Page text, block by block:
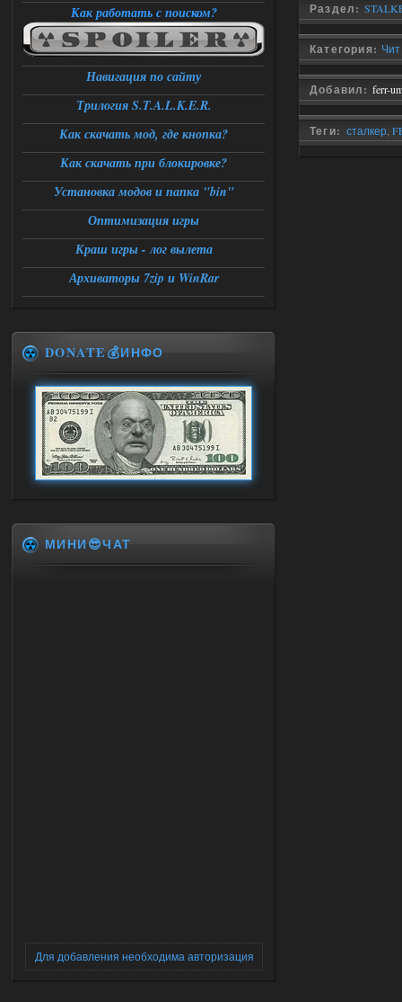
Раздел:
Категория:
Добавил: ferr-
Теги: сталкер
Как работать с поиском?
Навигация по сайту
Трилогия S.T.A.L.K.E.R.
Как скачать мод, где кнопка?
Как скачать при блокировке?
Установка модов и папка "bin"
Оптимизация игры
Краш игры - лог вылета
Архиваторы 7zip и WinRar
DONATE💰ИНФО
МИНИ😎ЧАТ
Для добавления необходима авторизация